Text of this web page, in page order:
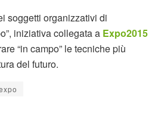
soggetti organizzativi di
iniziativa collegata a Expo2015
“in campo” le tecniche più
del futuro.